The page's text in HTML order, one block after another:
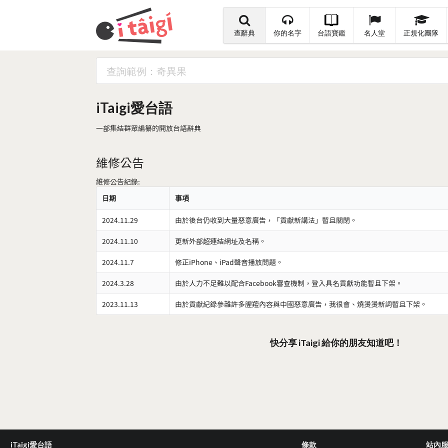
查辭典 你的名字 台語寶鑑 名人堂 正規化團隊
iTaigi愛台語
一部集結群眾編纂的開放台語辭典
維修公告
維修公告紀錄:
日期
事項
2024.11.29 由於後台仍收到大量惡意廣告，「貢獻新講法」暫且關閉。
2024.11.10 更新外部超連結網址及名稱。
2024.11.7 修正iPhone、iPad聲音播放問題。
2024.3.28 由於人力不足難以配合Facebook審查機制，登入具名貢獻功能暫且下架。
2023.11.13 由於貢獻紀錄參雜許多腥羶內容與中國惡意廣告，我很會、燒燙燙新詞暫且下架。
快分享 iTaigi 給你的朋友知道吧！
iTaigi愛台語 條款 站內